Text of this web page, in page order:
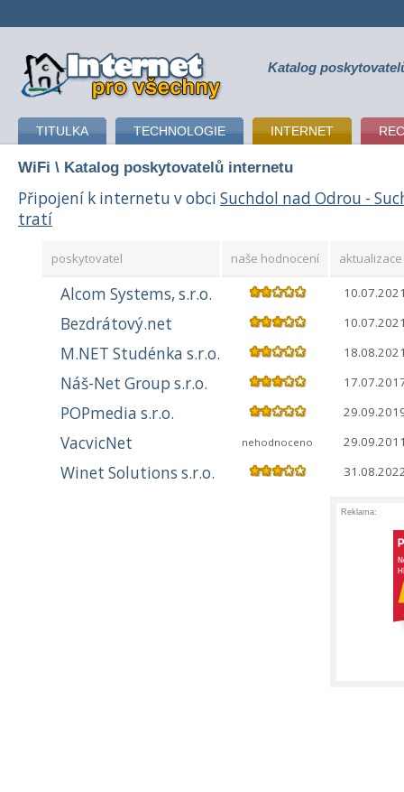
připojení k internetu Katalog
TITULKA TECHNOLOGIE INTERNET
WiFi \ Katalog poskytovatelů internetu
Připojení k internetu v obci Suchdol nad Odrou -
tratí
poskytovatel naše hodnocení
Alcom Systems, s.r.o.
Bezdrátový.net
M.NET Studénka s.r.o.
Náš-Net Group s.r.o.
POPmedia s.r.o.
VacvicNet nehodnoceno
Winet Solutions s.r.o.
Reklama: